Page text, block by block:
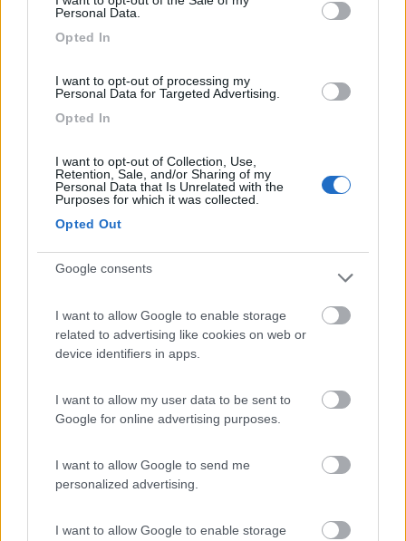
Personal Data.
Opted In
I want to opt-out of processing my
Personal Data for Targeted Advertising.
Opted In
I want to opt-out of Collection, Use,
Retention, Sale, and/or Sharing of my
Personal Data that Is Unrelated with the
Purposes for which it was collected.
Opted Out
Google consents
I want to allow Google to enable storage
related to advertising like cookies on web or
device identifiers in apps.
I want to allow my user data to be sent to
Google for online advertising purposes.
I want to allow Google to send me
personalized advertising.
I want to allow Google to enable storage
ne avrai spesi un bel po' e ti fermi davanti a 320? (non voglio
criticarti, ma farti riflettere... poi decidi tu)
impazzendo ...
MaxCancer
Inserito il21/09/2018 alle:16:14:35
320 sono tanti ma tieni conto dei vantaggi: -nessun possibile problema di
compatibilità -nessun sbattimento (e costo) di montaggio -miglior
originale lato guida del X250 sto impazzendo ...